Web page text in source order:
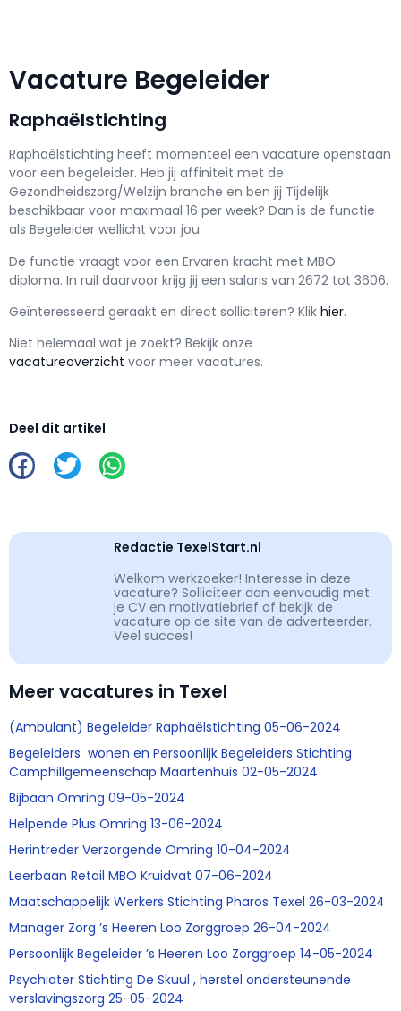
Vacature Begeleider
Raphaëlstichting
Raphaëlstichting heeft momenteel een vacature openstaan
voor een begeleider. Heb jij affiniteit met de
Gezondheidszorg/Welzijn branche en ben jij Tijdelijk
beschikbaar voor maximaal 16 per week? Dan is de functie
als Begeleider wellicht voor jou.
De functie vraagt voor een Ervaren kracht met MBO
diploma. In ruil daarvoor krijg jij een salaris van 2672 tot 3606.
Geïnteresseerd geraakt en direct solliciteren? Klik hier.
Niet helemaal wat je zoekt? Bekijk onze
vacatureoverzicht voor meer vacatures.
Deel dit artikel
Redactie TexelStart.nl
Welkom werkzoeker! Interesse in deze
vacature? Solliciteer dan eenvoudig met
je CV en motivatiebrief of bekijk de
vacature op de site van de adverteerder.
Veel succes!
Meer vacatures in Texel
(Ambulant) Begeleider Raphaëlstichting 05-06-2024
Begeleiders wonen en Persoonlijk Begeleiders Stichting
Camphillgemeenschap Maartenhuis 02-05-2024
Bijbaan Omring 09-05-2024
Helpende Plus Omring 13-06-2024
Herintreder Verzorgende Omring 10-04-2024
Leerbaan Retail MBO Kruidvat 07-06-2024
Maatschappelijk Werkers Stichting Pharos Texel 26-03-2024
Manager Zorg ’s Heeren Loo Zorggroep 26-04-2024
Persoonlijk Begeleider ’s Heeren Loo Zorggroep 14-05-2024
Psychiater Stichting De Skuul , herstel ondersteunende
verslavingszorg 25-05-2024